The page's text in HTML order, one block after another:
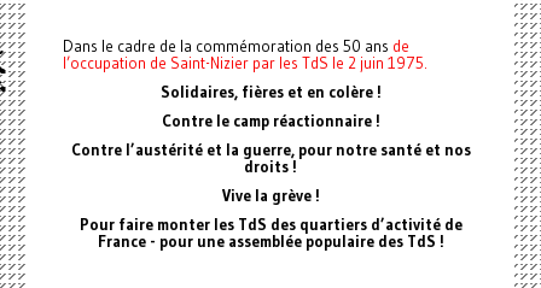
Dans le cadre de la commémoration des 50 ans de
l’occupation de Saint-Nizier par les TdS le 2 juin 1975.
Solidaires, fières et en colère !
Contre le camp réactionnaire !
Contre l’austérité et la guerre, pour notre santé et nos
droits !
Vive la grève !
Pour faire monter les TdS des quartiers d’activité de
France - pour une assemblée populaire des TdS !